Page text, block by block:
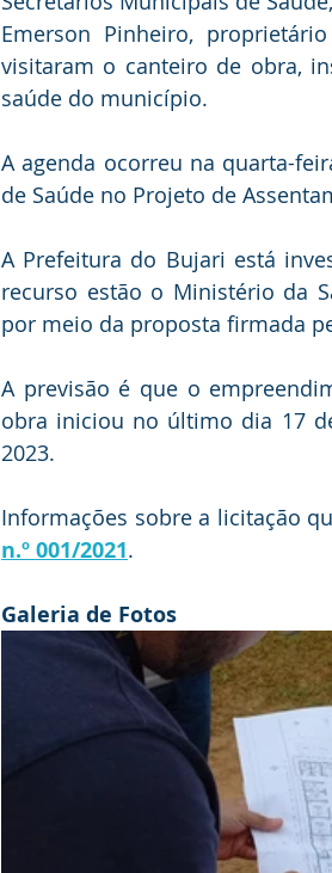
Emerson Pinheiro,
visitaram o canteiro de obra,
saúde do município.
A agenda ocorreu na quarta-
de Saúde no Projeto de
A Prefeitura do Bujari está
recurso estão o Ministério da
por meio da proposta firmada
A previsão é que o
obra iniciou no último dia 17
2023.
Informações sobre a licitação
n.º 001/2021.
Galeria de Fotos